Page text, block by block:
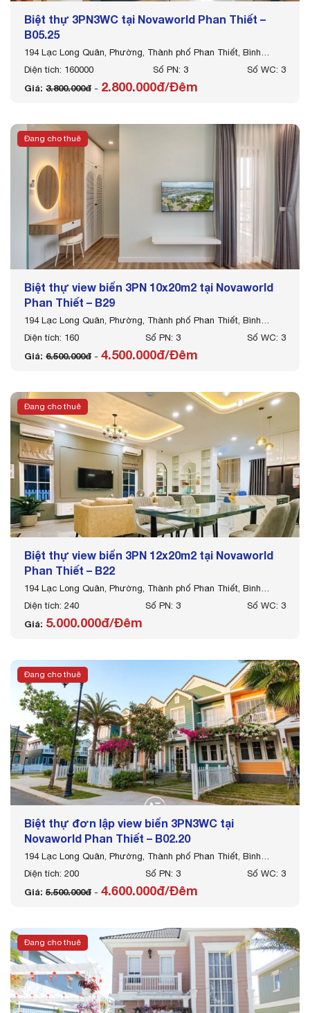
Biệt thự 3PN3WC tại Novaworld Phan Thiết –
B05.25
194 Lạc Long Quân, Phường, Thành phố Phan Thiết, Bình
Thuận
Diện tích: 160000 Số PN: 3 Số WC: 3
Giá: 3.800.000đ - 2.800.000đ/Đêm
Đang cho thuê
Biệt thự view biển 3PN 10x20m2 tại Novaworld
Phan Thiết – B29
194 Lạc Long Quân, Phường, Thành phố Phan Thiết, Bình
Thuận
Diện tích: 160 Số PN: 3 Số WC: 3
Giá: 6.500.000đ - 4.500.000đ/Đêm
Đang cho thuê
Biệt thự view biển 3PN 12x20m2 tại Novaworld
Phan Thiết – B22
194 Lạc Long Quân, Phường, Thành phố Phan Thiết, Bình
Thuận
Diện tích: 240 Số PN: 3 Số WC: 3
Giá: 5.000.000đ/Đêm
Đang cho thuê
Biệt thự đơn lập view biển 3PN3WC tại
Novaworld Phan Thiết – B02.20
194 Lạc Long Quân, Phường, Thành phố Phan Thiết, Bình
Thuận
Diện tích: 200 Số PN: 3 Số WC: 3
Giá: 5.500.000đ - 4.600.000đ/Đêm
Đang cho thuê